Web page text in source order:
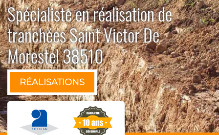
Spécialiste en réalisation de
tranchées Saint Victor De
Morestel 38510
RÉALISATIONS